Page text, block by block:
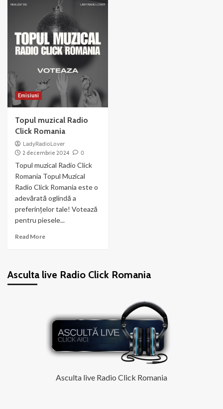
ADDA
–
Iartă-
mă
Emisiuni
Topul muzical Radio
Click Romania
LadyRadioLover
2 decembrie 2024
0
Topul muzical Radio Click
Romania Topul Muzical
Radio Click Romania este o
adevărată oglindă a
preferințelor tale! Votează
pentru piesele...
Read MoreRead
muzical
Asculta live Radio Click Romania
Asculta live Radio Click Romania